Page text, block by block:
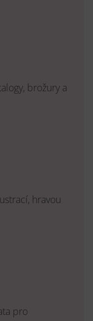
brožury a
hravou
pro